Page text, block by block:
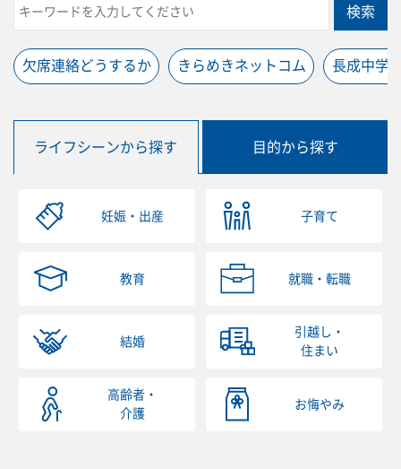
検索
欠席連絡どうするか きらめきネットコム 長成中学
ライフシーンから探す 目的から探す
妊娠・出産 子育て
教育 就職・転職
結婚
引越し・
住まい
高齢者・
介護
お悔やみ